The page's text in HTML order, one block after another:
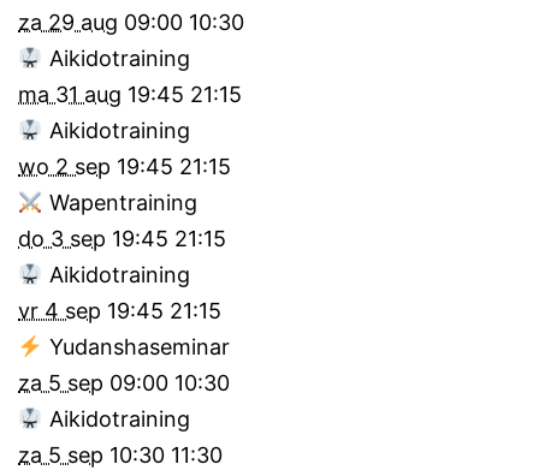
za 29 aug 09:00 10:30
Aikidotraining
ma 31 aug 19:45 21:15
Aikidotraining
wo 2 sep 19:45 21:15
Wapentraining
do 3 sep 19:45 21:15
Aikidotraining
vr 4 sep 19:45 21:15
Yudanshaseminar
za 5 sep 09:00 10:30
Aikidotraining
za 5 sep 10:30 11:30